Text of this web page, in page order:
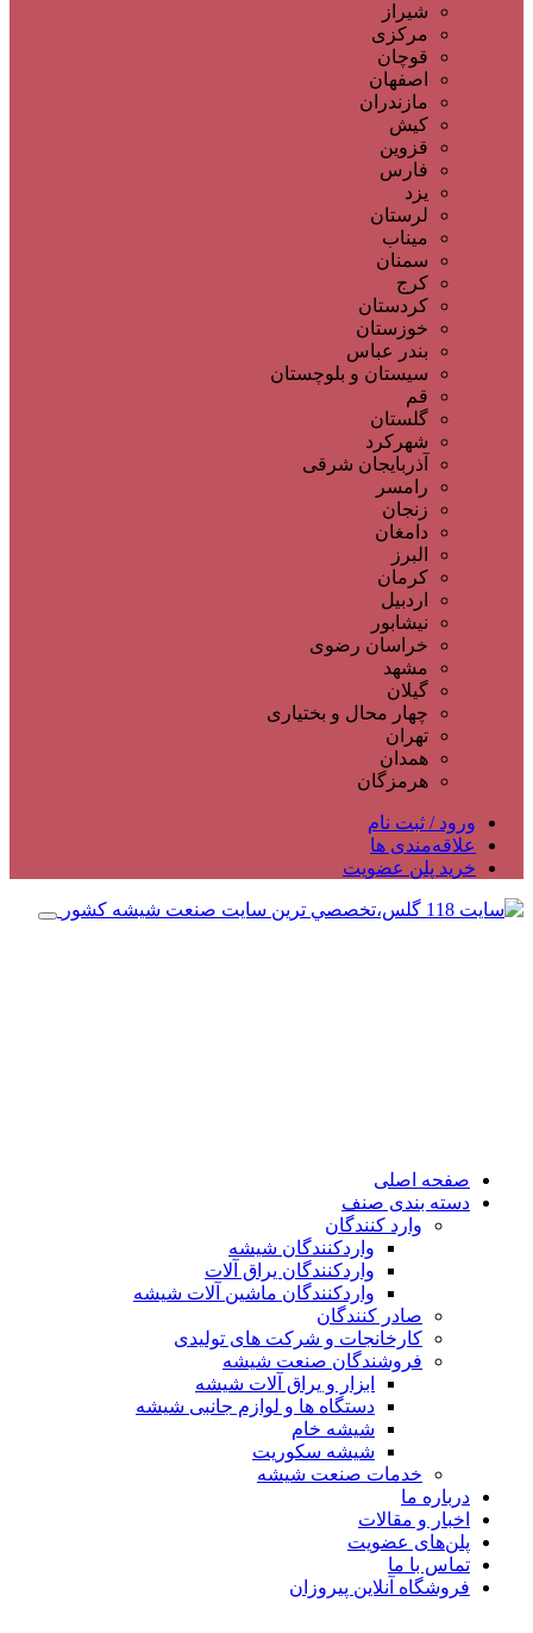
شیراز
مرکزی
قوچان
اصفهان
مازندران
کیش
قزوین
فارس
یزد
لرستان
میناب
سمنان
کرج
کردستان
خوزستان
بندر عباس
سیستان و بلوچستان
قم
گلستان
شهرکرد
آذربایجان شرقی
رامسر
زنجان
دامغان
البرز
کرمان
اردبیل
نیشابور
خراسان رضوی
مشهد
گیلان
چهار محال و بختیاری
تهران
همدان
هرمزگان
ورود / ثبت نام
علاقه‌مندی ها
خرید پلن عضویت
صفحه اصلی
دسته بندی صنف
وارد کنندگان
واردکنندگان شیشه
واردکنندگان یراق آلات
واردکنندگان ماشین آلات شیشه
صادر کنندگان
کارخانجات و شرکت های تولیدی
فروشندگان صنعت شیشه
ابزار و یراق آلات شیشه
دستگاه ها و لوازم جانبی شیشه
شیشه خام
شیشه سکوریت
خدمات صنعت شیشه
درباره ما
اخبار و مقالات
پلن‌های عضویت
تماس با ما
فروشگاه آنلاین پیروزان